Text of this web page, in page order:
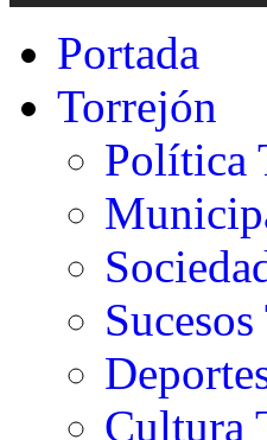
Portada
Torrejón
Política
Cultura